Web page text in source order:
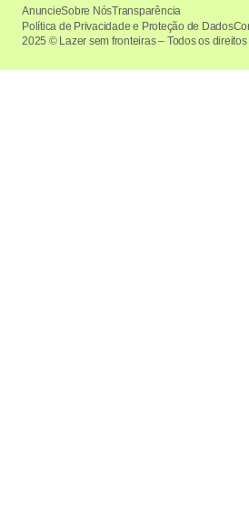
2025 © Lazer sem fronteiras – Todos os
AnuncieSobre NósTransparência
Política de Privacidade e Proteção de Dados